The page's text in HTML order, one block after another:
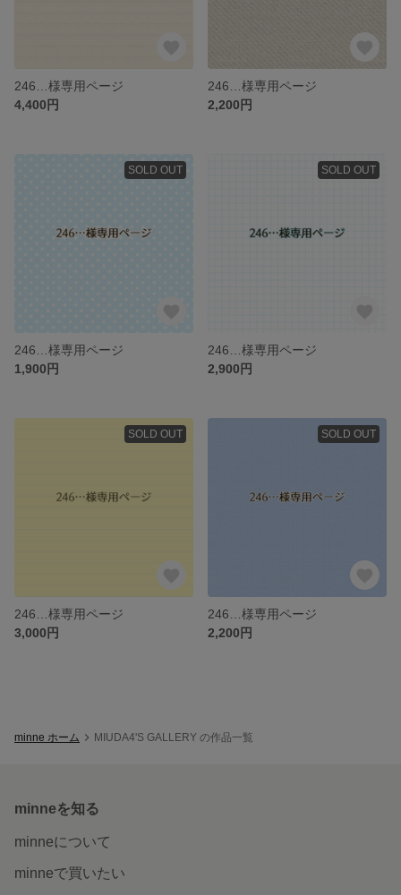
246…様専用ページ
4,400円
246…様専用ページ
2,200円
SOLD OUT
246…様専用ページ
1,900円
SOLD OUT
246…様専用ページ
2,900円
SOLD OUT
246…様専用ページ
3,000円
SOLD OUT
246…様専用ページ
2,200円
minne ホーム MIUDA4'S GALLERY の作品一覧
minneを知る
minneについて
minneで買いたい